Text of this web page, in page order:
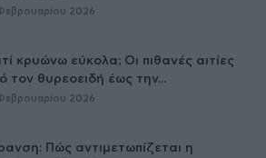
Φεβρουαρίου 2026
κρυώνω εύκολα; Οι πιθανές αιτίες
τον θυρεοειδή έως την...
Φεβρουαρίου 2026
Πώς αντιμετωπίζεται η